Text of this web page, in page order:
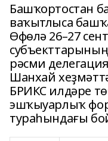
Башҡортостан
ваҡытлыса
Өфөлә 26–27
рәсми
Шанхай
БРИКС илдәре
эшҡыуарлыҡ
тураһындағы